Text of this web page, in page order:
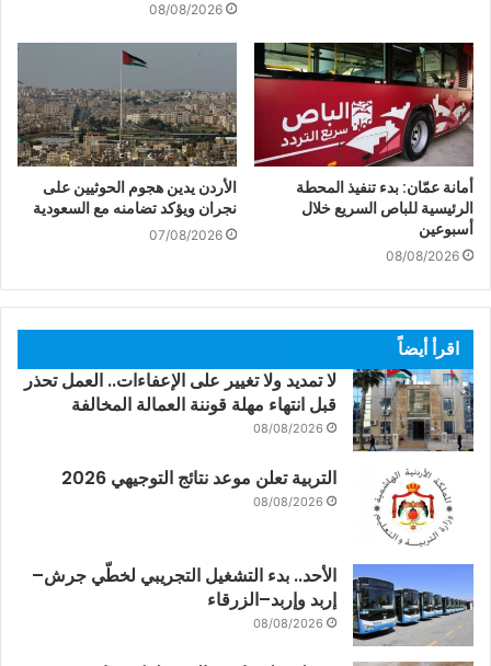
08/08/2026
أمانة عمّان: بدء تنفيذ المحطة
الرئيسية للباص السريع خلال
أسبوعين
08/08/2026
الأردن يدين هجوم الحوثيين على
نجران ويؤكد تضامنه مع السعودية
07/08/2026
اقرأ أيضاً
لا تمديد ولا تغيير على الإعفاءات.. العمل تحذر
قبل انتهاء مهلة قوننة العمالة المخالفة
08/08/2026
التربية تعلن موعد نتائج التوجيهي 2026
08/08/2026
الأحد.. بدء التشغيل التجريبي لخطّي جرش–
إربد وإربد–الزرقاء
08/08/2026